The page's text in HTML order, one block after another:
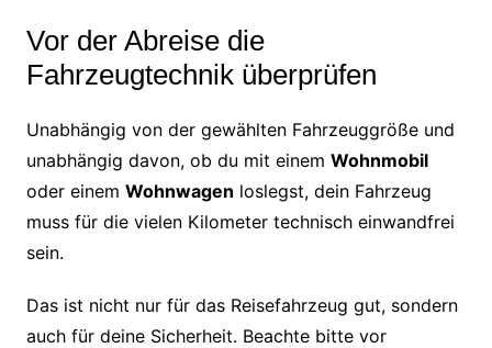
Vor der Abreise die
Fahrzeugtechnik überprüfen
Unabhängig von der gewählten Fahrzeuggröße und
unabhängig davon, ob du mit einem Wohnmobil
oder einem Wohnwagen loslegst, dein Fahrzeug
muss für die vielen Kilometer technisch einwandfrei
sein.
Das ist nicht nur für das Reisefahrzeug gut, sondern
auch für deine Sicherheit. Beachte bitte vor